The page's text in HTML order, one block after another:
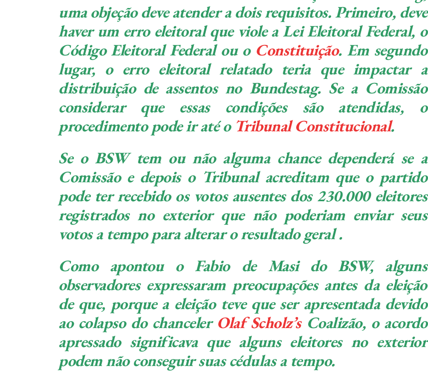
uma objeção deve atender a dois requisitos. Primeiro, deve
haver um erro eleitoral que viole a Lei Eleitoral Federal, o
Código Eleitoral Federal ou o Constituição. Em segundo
lugar, o erro eleitoral relatado teria que impactar a
distribuição de assentos no Bundestag. Se a Comissão
considerar que essas condições são atendidas, o
procedimento pode ir até o Tribunal Constitucional.
Se o BSW tem ou não alguma chance dependerá se a
Comissão e depois o Tribunal acreditam que o partido
pode ter recebido os votos ausentes dos 230.000 eleitores
registrados no exterior que não poderiam enviar seus
votos a tempo para alterar o resultado geral .
Como apontou o Fabio de Masi do BSW, alguns
observadores expressaram preocupações antes da eleição
de que, porque a eleição teve que ser apresentada devido
ao colapso do chanceler Olaf Scholz’sCoalizão, o acordo
apressado significava que alguns eleitores no exterior
podem não conseguir suas cédulas a tempo.